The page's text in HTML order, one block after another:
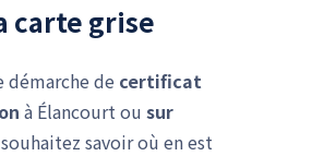
carte grise
démarche de certificat
à Élancourt ou sur
savoir où en est